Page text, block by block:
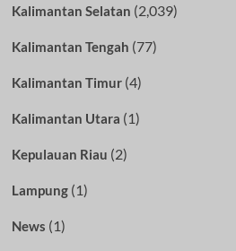
Kalimantan Selatan (2,039)
Kalimantan Tengah (77)
Kalimantan Timur(4)
Kalimantan Utara (1)
Kepulauan Riau (2)
Lampung(1)
News (1)